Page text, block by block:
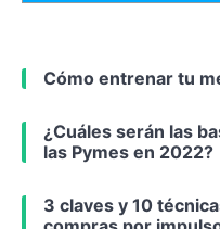
Cómo entrenar tu
¿Cuáles serán las
las Pymes en 2022?
3 claves y 10